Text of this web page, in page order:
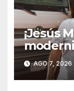
¡Jesús
Blanco
AGO 7, 2026